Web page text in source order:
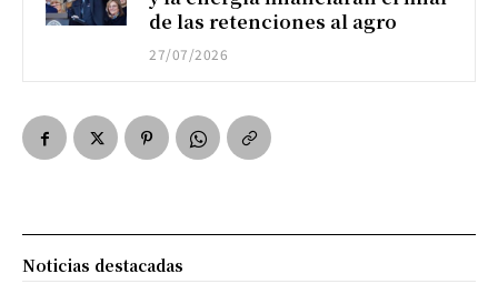
de las retenciones al agro
27/07/2026
Noticias destacadas